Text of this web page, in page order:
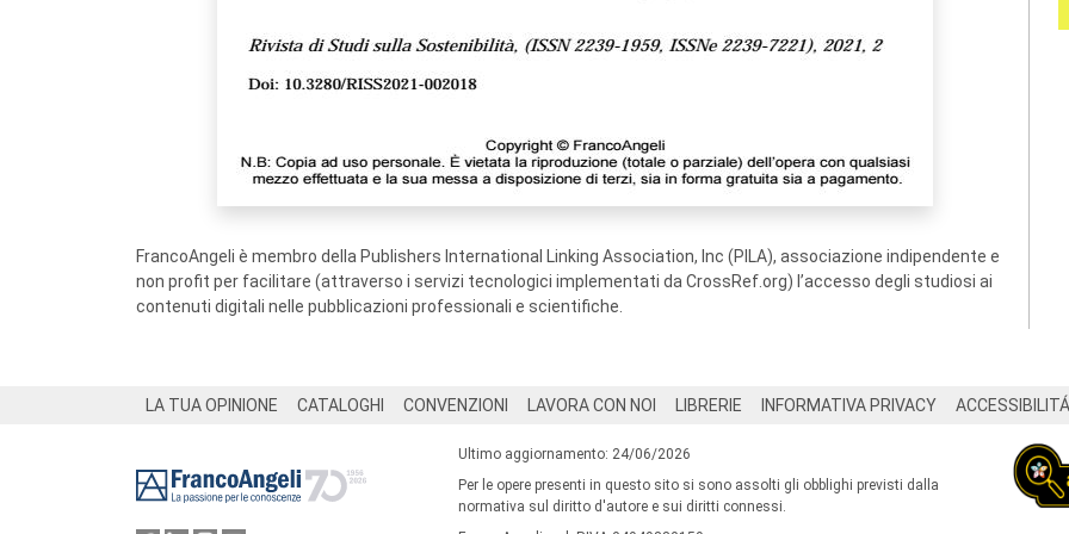
FrancoAngeli è membro della Publishers International Linking Association, Inc (PILA), associazione indipendente e
non profit per facilitare (attraverso i servizi tecnologici implementati da CrossRef.org) l’accesso degli studiosi ai
contenuti digitali nelle pubblicazioni professionali e scientifiche.
LA TUA OPINIONE CATALOGHI CONVENZIONI LAVORA CON NOI LIBRERIE INFORMATIVA PRIVACY ACCESSIBILITÁ
Ultimo aggiornamento: 24/06/2026
Per le opere presenti in questo sito si sono assolti gli obblighi previsti dalla
normativa sul diritto d'autore e sui diritti connessi.